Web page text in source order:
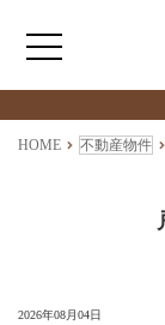
HOME
HOME 不動産物件
2026年08月04日